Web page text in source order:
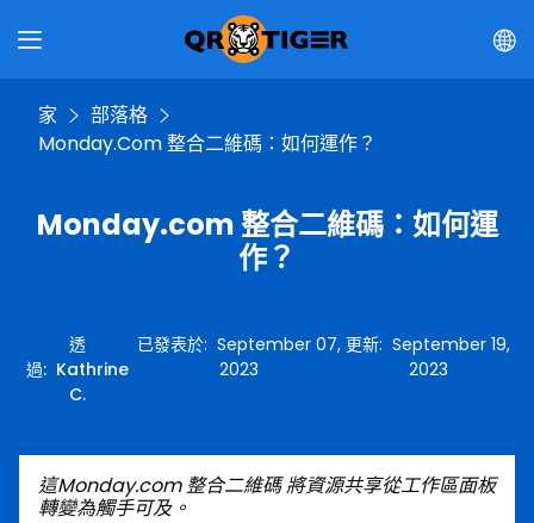
家
部落格
Monday.com 整合二維碼：如何運作？
Monday.com 整合二維碼：如何運
作？
透
過: Kathrine
C.
已發表於: September 07,
2023
更新:September 19,
2023
這Monday.com 整合二維碼將資源共享從工作區面板
轉變為觸手可及。